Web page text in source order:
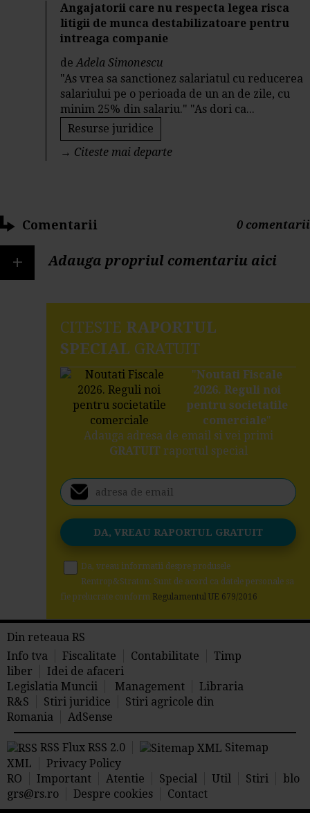
Angajatorii care nu respecta legea risca
litigii de munca destabilizatoare pentru
intreaga companie
deAdela Simonescu
"As vrea sa sanctionez salariatul cu reducerea
salariului pe o perioada de un an de zile, cu
minim 25% din salariu." "As dori ca...
Resurse juridice
→ Citeste mai departe
Comentarii 0 comentarii
+ Adauga propriul comentariu aici
CITESTE RAPORTUL
SPECIAL GRATUIT
"Noutati Fiscale
2026. Reguli noi
pentru societatile
comerciale"
Adauga adresa de email si vei primi
GRATUITraportul special
Da, vreau informatii despre produsele
Rentrop&Straton. Sunt de acord ca datele personale sa
fie prelucrate conform Regulamentul UE 679/2016
Din reteaua RS
Info tva
Fiscalitate Contabilitate
Timp
liber
Idei de afaceri
Legislatia Muncii
Management
Libraria
R&S
Stiri juridice
Stiri agricole din
Romania
AdSense
RSS Flux RSS 2.0
Sitemap
XML
Privacy Policy
RO
Important Atentie Special Util Stiri
blo
grs@rs.ro
Despre cookies Contact